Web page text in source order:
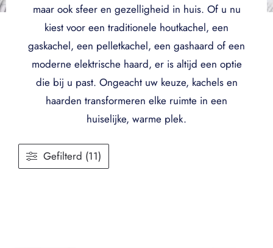
maar ook sfeer en gezelligheid in huis. Of u nu
kiest voor een traditionele houtkachel, een
gaskachel, een pelletkachel, een gashaard of een
moderne elektrische haard, er is altijd een optie
die bij u past. Ongeacht uw keuze, kachels en
haarden transformeren elke ruimte in een
huiselijke, warme plek.
Gefilterd (11)